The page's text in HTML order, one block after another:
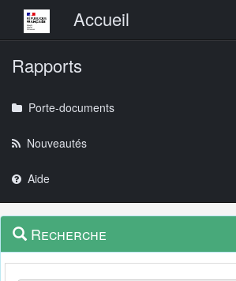
Menu principalAccueil
Rapports
Porte-documents
Nouveautés
Aide
Navigation
outils
Menu
contextuel
Recherche